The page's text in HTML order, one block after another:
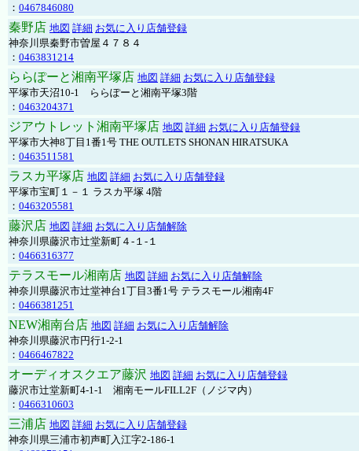
： 0467846080
秦野店 地図 詳細 お気に入り店舗登録
神奈川県秦野市曽屋４７８４
： 0463831214
ららぽーと湘南平塚店 地図 詳細 お気に入り店舗登録
平塚市天沼10-1 ららぽーと湘南平塚3階
： 0463204371
ジアウトレット湘南平塚店 地図 詳細 お気に入り店舗登録
平塚市大神8丁目1番1号 THE OUTLETS SHONAN HIRATSUKA
： 0463511581
ラスカ平塚店 地図 詳細 お気に入り店舗登録
平塚市宝町１－１ ラスカ平塚 4階
： 0463205581
藤沢店 地図 詳細 お気に入り店舗解除
神奈川県藤沢市辻堂新町４-１-１
： 0466316377
テラスモール湘南店 地図 詳細 お気に入り店舗解除
神奈川県藤沢市辻堂神台1丁目3番1号 テラスモール湘南4F
： 0466381251
NEW湘南台店 地図 詳細 お気に入り店舗解除
神奈川県藤沢市円行1-2-1
： 0466467822
オーディオスクエア藤沢 地図 詳細 お気に入り店舗登録
藤沢市辻堂新町4-1-1 湘南モールFILL2F（ノジマ内）
： 0466310603
三浦店 地図 詳細 お気に入り店舗登録
神奈川県三浦市初声町入江字2-186-1